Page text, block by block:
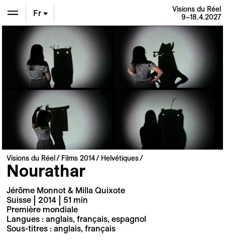
En
De
Fr
Visions du Réel
9–18.4.2027
Visions du Réel Films 2014 Helvétiques
Nourathar
Jérôme Monnot & Milla Quixote
Suisse | 2014 | 51 min
Première mondiale
Langues : anglais, français, espagnol
Sous-titres : anglais, français